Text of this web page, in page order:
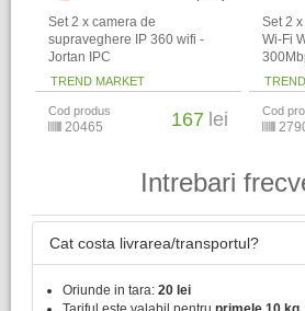
Set 2 x camera de
supraveghere IP 360 wifi -
Jortan IPC
TREND MARKET
Cod produs
20465 167 lei
Set 2
Wi-Fi
Cod
Intrebari
Cat costa livrarea/transportul?
Oriunde in tara: 20 lei